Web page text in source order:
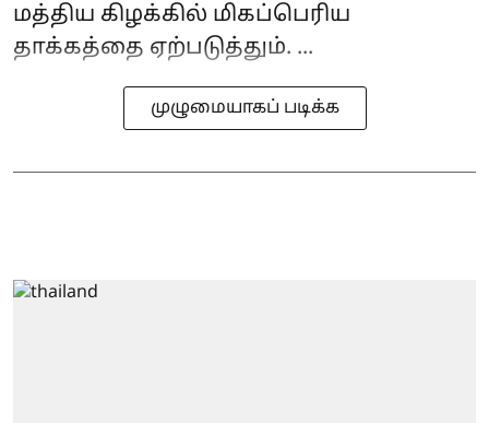
மத்திய கிழக்கில் மிகப்பெரிய
தாக்கத்தை ஏற்படுத்தும். ...
முழுமையாகப் படிக்க